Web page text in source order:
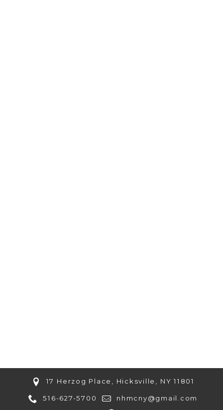
17 Herzog Place, Hicksville, NY 11801
516-627-5700 nhmcny@gmail.com